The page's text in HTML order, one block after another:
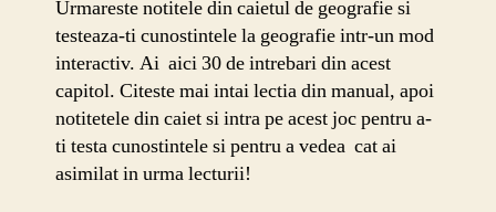
Urmareste notitele din caietul de geografie si
testeaza-ti cunostintele la geografie intr-un mod
interactiv. Ai aici 30 de intrebari din acest
capitol. Citeste mai intai lectia din manual, apoi
notitetele din caiet si intra pe acest joc pentru a-
ti testa cunostintele si pentru a vedea cat ai
asimilat in urma lecturii!